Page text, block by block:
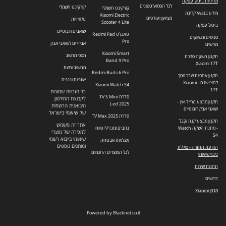
מידע בנושא קרינה
ביטול עסקה
סניפים ומשווקים
מורשים
תקנון השקה סדרת
Xiaomi 17T
תקנון אחריות שבר מסך
לחצי שנה - Xiaomi
17T
תקנון מבצע טרייד-אין -
שואבי אבק רובוטיים
תקנון מבצע קנה וקבל
- מתנת השקה Watch
S4
הודעת החזרה - סוללת
גיבוי שיאומי
תחנות שירות
דרושים
מגזין Xiaomi
לכל הסמארטפונים
מציאון ועודפים
קורקינט חשמלי
Xiaomi Electric
Scooter 4 Lite
טאבלט Redmi Pad
Pro
Xiaomi Smart
Band 9 Pro
Redmi Buds 6 Pro
Xiaomi Watch S4
סדרת TV S Mini
Led 2025
סדרת TV Max 2025
נתבים ומגדילי טווח
מצלמות אבטחה
לכל המוצרים החכמים
קורקינט חשמלי
טלוויזיות
שואבים רובוטיים
אביזרים לשואבי אבק
מסכי מחשב
מחשוב ורשת
אוזניות ונגנים
כל הזכויות שמורות
לקבוצת המילטון
היבואנית הרשמית
של שיאומי בישראל
אתר זה משמש
למכירה של מוצרי
שיאומי בייבוא רשמי
ומותגים נוספים
Powered by Blacknet.co.il